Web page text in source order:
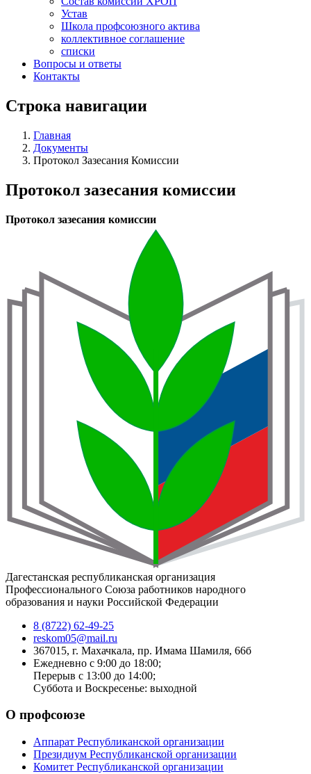
Устав
Школа профсоюзного актива
коллективное соглашение
списки
Вопросы и ответы
Контакты
Строка навигации
Главная
Документы
Протокол Зазесания Комиссии
Протокол зазесания комиссии
Протокол зазесания комиссии
Дагестанская республиканская организация
Профессионального Союза работников народного
образования и науки Российской Федерации
8 (8722) 62-49-25
reskom05@mail.ru
367015, г. Махачкала, пр. Имама Шамиля, 66б
Ежедневно с 9:00 до 18:00;
Перерыв с 13:00 до 14:00;
Суббота и Воскресенье: выходной
О профсоюзе
Аппарат Республиканской организации
Президиум Республиканской организации
Комитет Республиканской организации